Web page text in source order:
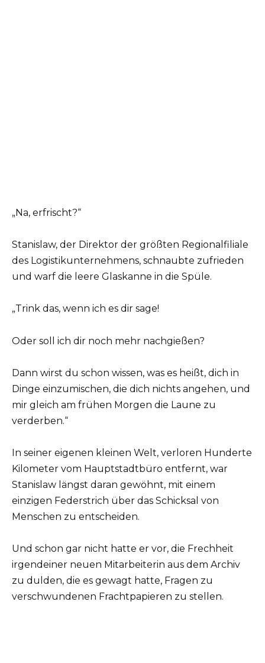
„Na, erfrischt?“
Stanislaw, der Direktor der größten Regionalfiliale
des Logistikunternehmens, schnaubte zufrieden
und warf die leere Glaskanne in die Spüle.
„Trink das, wenn ich es dir sage!
Oder soll ich dir noch mehr nachgießen?
Dann wirst du schon wissen, was es heißt, dich in
Dinge einzumischen, die dich nichts angehen, und
mir gleich am frühen Morgen die Laune zu
verderben.“
In seiner eigenen kleinen Welt, verloren Hunderte
Kilometer vom Hauptstadtbüro entfernt, war
Stanislaw längst daran gewöhnt, mit einem
einzigen Federstrich über das Schicksal von
Menschen zu entscheiden.
Und schon gar nicht hatte er vor, die Frechheit
irgendeiner neuen Mitarbeiterin aus dem Archiv
zu dulden, die es gewagt hatte, Fragen zu
verschwundenen Frachtpapieren zu stellen.